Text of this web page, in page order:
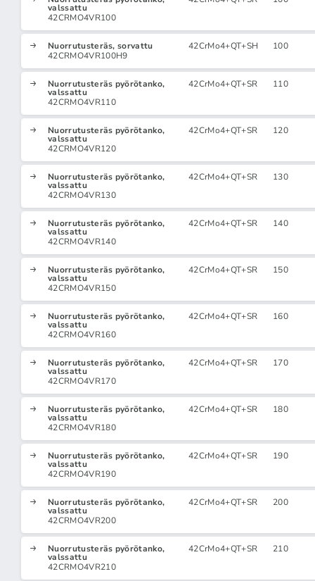
valssattu
42CRMO4VR100
Nuorrutusteräs, sorvattu
42CRMO4VR100H9
42CrMo4+QT+SH 100
Nuorrutusteräs pyörötanko,
valssattu
42CRMO4VR110
42CrMo4+QT+SR 110
Nuorrutusteräs pyörötanko,
valssattu
42CRMO4VR120
42CrMo4+QT+SR 120
Nuorrutusteräs pyörötanko,
valssattu
42CRMO4VR130
42CrMo4+QT+SR 130
Nuorrutusteräs pyörötanko,
valssattu
42CRMO4VR140
42CrMo4+QT+SR 140
Nuorrutusteräs pyörötanko,
valssattu
42CRMO4VR150
42CrMo4+QT+SR 150
Nuorrutusteräs pyörötanko,
valssattu
42CRMO4VR160
42CrMo4+QT+SR 160
Nuorrutusteräs pyörötanko,
valssattu
42CRMO4VR170
42CrMo4+QT+SR 170
Nuorrutusteräs pyörötanko,
valssattu
42CRMO4VR180
42CrMo4+QT+SR 180
Nuorrutusteräs pyörötanko,
valssattu
42CRMO4VR190
42CrMo4+QT+SR 190
Nuorrutusteräs pyörötanko,
valssattu
42CRMO4VR200
42CrMo4+QT+SR 200
Nuorrutusteräs pyörötanko,
valssattu
42CRMO4VR210
42CrMo4+QT+SR 210